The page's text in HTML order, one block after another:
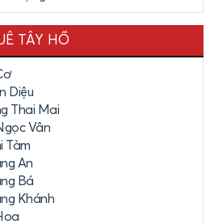
TÂY HỒ
Diệu
Thai Mai
Vân
Tàm
An
Bá
Khánh